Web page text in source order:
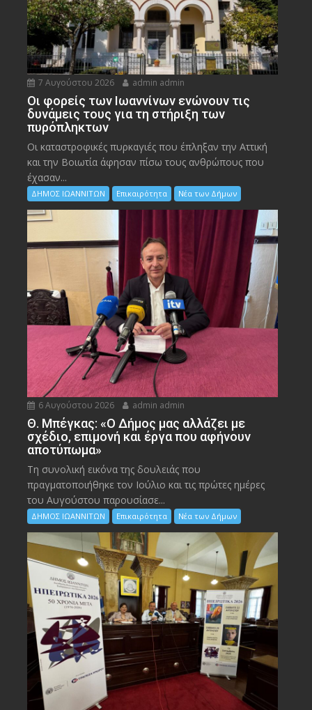
7 Αυγούστου 2026 admin admin
Οι φορείς των Ιωαννίνων ενώνουν τις
δυνάμεις τους για τη στήριξη των
πυρόπληκτων
Οι καταστροφικές πυρκαγιές που έπληξαν την Αττική
και την Bοιωτία άφησαν πίσω τους ανθρώπους που
έχασαν...
ΔΗΜΟΣ ΙΩΑΝΝΙΤΩΝ Επικαιρότητα Νέα των Δήμων
6 Αυγούστου 2026 admin admin
Θ. Μπέγκας: «Ο Δήμος μας αλλάζει με
σχέδιο, επιμονή και έργα που αφήνουν
αποτύπωμα»
Τη συνολική εικόνα της δουλειάς που
πραγματοποιήθηκε τον Ιούλιο και τις πρώτες ημέρες
του Αυγούστου παρουσίασε...
ΔΗΜΟΣ ΙΩΑΝΝΙΤΩΝ Επικαιρότητα Νέα των Δήμων